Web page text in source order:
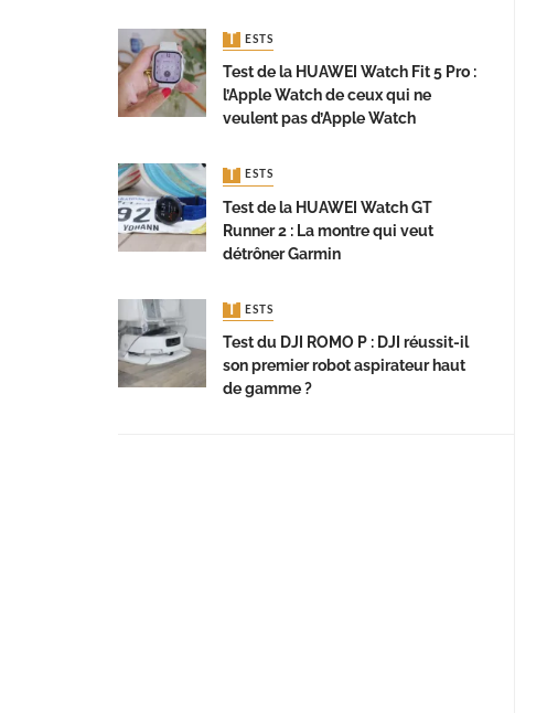
TESTS
Test de la HUAWEI Watch Fit 5 Pro :
l’Apple Watch de ceux qui ne
veulent pas d’Apple Watch
TESTS
Test de la HUAWEI Watch GT
Runner 2 : La montre qui veut
détrôner Garmin
TESTS
Test du DJI ROMO P : DJI réussit-il
son premier robot aspirateur haut
de gamme ?